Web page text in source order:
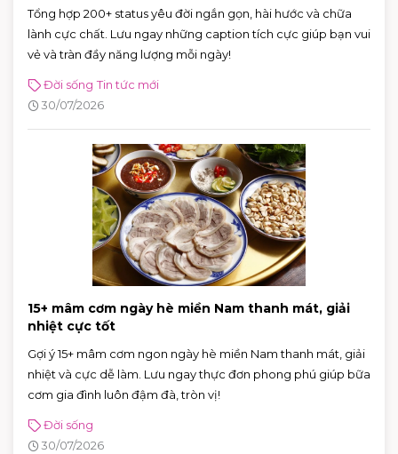
Tổng hợp 200+ status yêu đời ngắn gọn, hài hước và chữa
lành cực chất. Lưu ngay những caption tích cực giúp bạn vui
vẻ và tràn đầy năng lượng mỗi ngày!
Đời sống Tin tức mới
30/07/2026
15+ mâm cơm ngày hè miền Nam thanh mát, giải
nhiệt cực tốt
Gợi ý 15+ mâm cơm ngon ngày hè miền Nam thanh mát, giải
nhiệt và cực dễ làm. Lưu ngay thực đơn phong phú giúp bữa
cơm gia đình luôn đậm đà, tròn vị!
Đời sống
30/07/2026